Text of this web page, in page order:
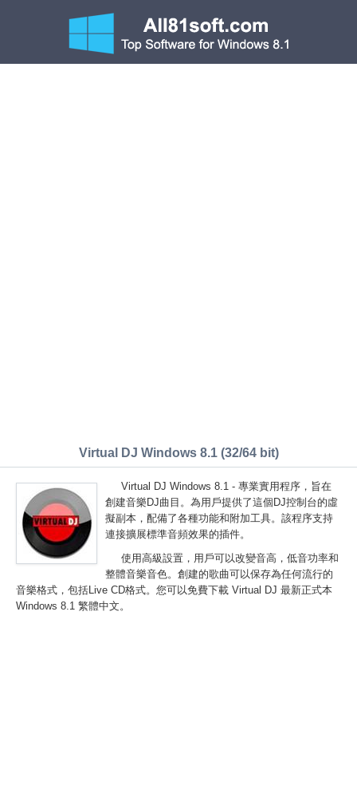
Virtual DJ Windows 8.1 (32/64 bit)
Virtual DJ Windows 8.1 - 專業實用程序，旨在
創建音樂DJ曲目。為用戶提供了這個DJ控制台的虛
擬副本，配備了各種功能和附加工具。該程序支持
連接擴展標準音頻效果的插件。
使用高級設置，用戶可以改變音高，低音功率和
整體音樂音色。創建的歌曲可以保存為任何流行的
音樂格式，包括Live CD格式。您可以免費下載 Virtual DJ 最新正式本
Windows 8.1 繁體中文。